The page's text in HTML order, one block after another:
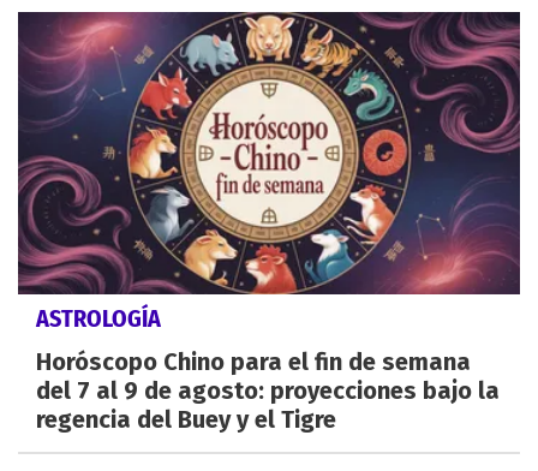
ASTROLOGÍA
Horóscopo Chino para el fin de semana
del 7 al 9 de agosto: proyecciones bajo la
regencia del Buey y el Tigre